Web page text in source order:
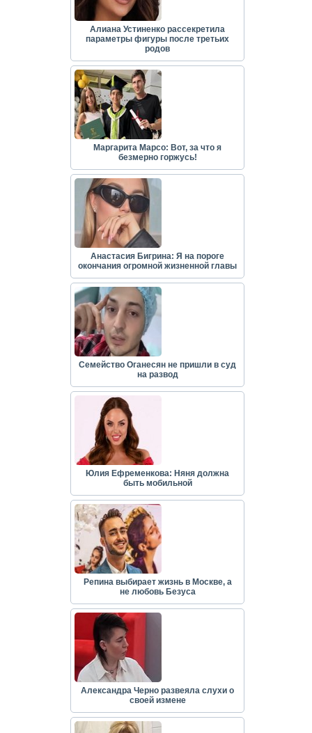
Алиана Устиненко рассекретила
параметры фигуры после третьих
родов
Маргарита Марсо: Вот, за что я
безмерно горжусь!
Анастасия Бигрина: Я на пороге
окончания огромной жизненной главы
Семейство Оганесян не пришли в суд
на развод
Юлия Ефременкова: Няня должна
быть мобильной
Репина выбирает жизнь в Москве, а
не любовь Безуса
Александра Черно развеяла слухи о
своей измене